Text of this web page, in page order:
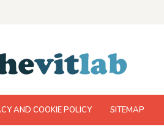
AND COOKIE POLICY SITEMAP